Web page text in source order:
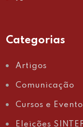
Categorias
Artigos
Comunicação
Cursos e
Eleições